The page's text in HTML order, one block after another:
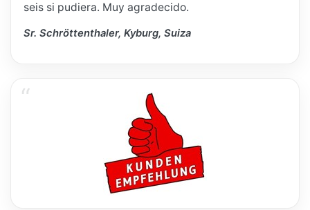
seis si pudiera. Muy agradecido.
Sr. Schröttenthaler, Kyburg, Suiza